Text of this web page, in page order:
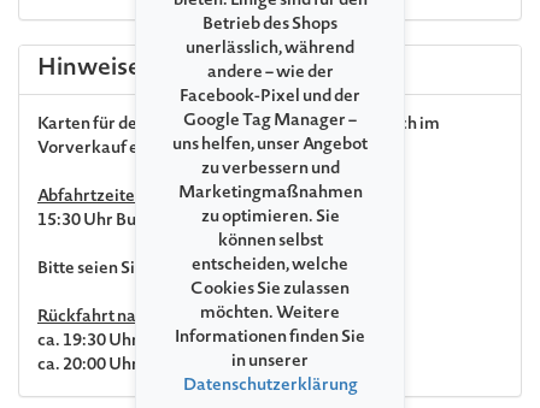
Hinweise
Karten für den Festspielbus können ausschließlich im
Vorverkauf erworben werden.
Abfahrtzeiten:
15:30 Uhr Busbahnhof Waren
Bitte seien Sie 10min vor Abfahrt am Bahnhof.
Rückfahrt nach dem Konzert
ca. 19:30 Uhr Abfahrt Ulrichshusen
ca. 20:00 Uhr Ankunft Busbahnhof Waren
Betrieb des Shops
unerlässlich, während
andere – wie der
Facebook-Pixel und der
Google Tag Manager –
uns helfen, unser Angebot
zu verbessern und
Marketingmaßnahmen
zu optimieren. Sie
können selbst
entscheiden, welche
Cookies Sie zulassen
möchten. Weitere
Informationen finden Sie
in unserer
Datenschutzerklärung